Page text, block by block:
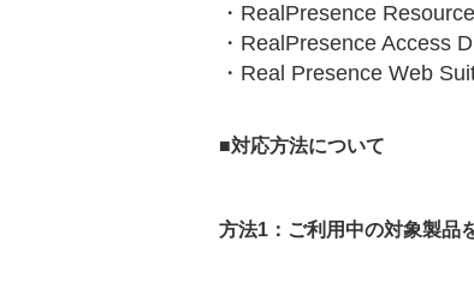
・RealPresence
・RealPresence Access
・Real Presence Web
■対応方法について
方法1：ご利用中の対象製品